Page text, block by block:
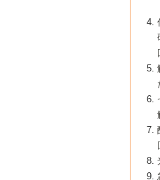
8号
2：
8号
8号
8号
6号
7号
8号
5号
6号
7号
8号
4号
5号
6号
7号
8号
3号
4号
5号
ビナ
6号
7号
8号
2号
3号
5号
6号
7号
8号
クラ
1号
2号
3号
4号
5号
7号
8号
▼40
進展
媒学
2号
3号
4号
5号
6号
1号
接点
2号
3号
4号
5号
6号
▼38
1号
する
3号
な触
4号
▼37
1号
2号
3号
4号
5号
▼36
1号
2号
3号
4号
▼35
1号
業化
2号
▼34
1号
2号
▼33
1号
▼32